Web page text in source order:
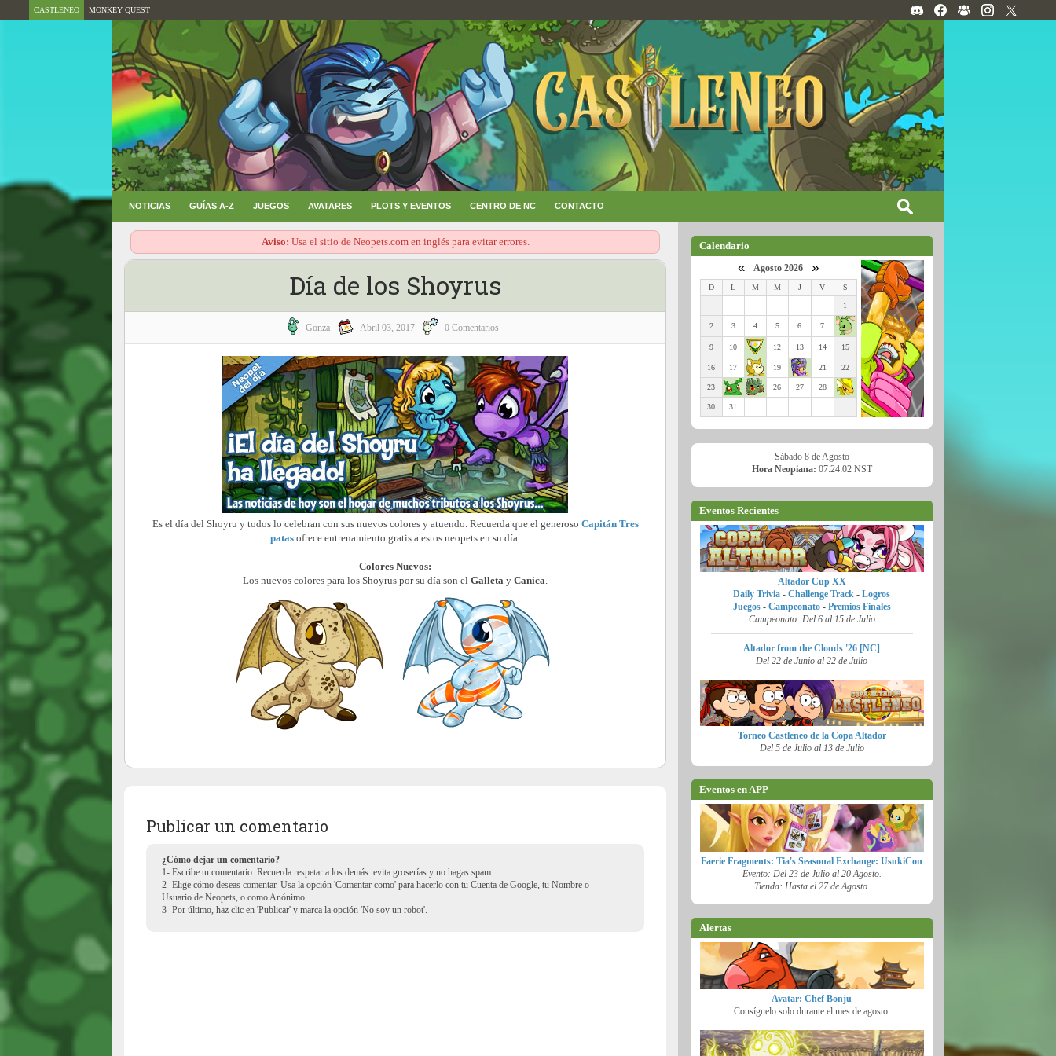
CASTLENEO MONKEY QUEST
NOTICIAS GUÍAS A-Z JUEGOS AVATARES PLOTS Y EVENTOS CENTRO DE NC CONTACTO
Aviso: Usa el sitio de Neopets.com en inglés para evitar errores.
Día de los Shoyrus
Gonza Abril 03, 2017 0 Comentarios
Es el día del Shoyru y todos lo celebran con sus nuevos colores y atuendo. Recuerda que el generoso Capitán Tres
patas ofrece entrenamiento gratis a estos neopets en su día.
Colores Nuevos:
Los nuevos colores para los Shoyrus por su día son elGalleta y Canica.
Publicar un comentario
¿Cómo dejar un comentario?
1- Escribe tu comentario. Recuerda respetar a los demás: evita groserías y no hagas spam.
2- Elige cómo deseas comentar. Usa la opción 'Comentar como' para hacerlo con tu Cuenta de Google, tu Nombre o
Usuario de Neopets, o como Anónimo.
3- Por último, haz clic en 'Publicar' y marca la opción 'No soy un robot'.
Calendario
« Agosto 2026 »
D L M M J V S
1
2 3 4 5 6 7
9 10 12 13 14 15
16 17 19 21 22
23 26 27 28
30 31
Sábado 8 de Agosto
Hora Neopiana: 07:24:03 NST
Eventos Recientes
Altador Cup XX
Daily Trivia -Challenge Track -Logros
Juegos- Campeonato- Premios Finales
Campeonato: Del 6 al 15 de Julio
Altador from the Clouds '26 [NC]
Del 22 de Junio al 22 de Julio
Torneo Castleneo de la Copa Altador
Del 5 de Julio al 13 de Julio
Eventos en APP
Faerie Fragments: Tia's Seasonal Exchange: UsukiCon
Evento: Del 23 de Julio al 20 Agosto.
Tienda: Hasta el 27 de Agosto.
Alertas
Avatar: Chef Bonju
Consíguelo solo durante el mes de agosto.